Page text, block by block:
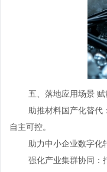
五、落地应用场景
助推材料国产化替代
自主可控。
助力中小企业数字化
强化产业集群协同：